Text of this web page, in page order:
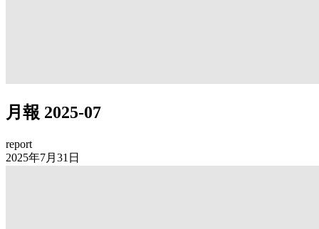
月報 2025-07
report
2025年7月31日